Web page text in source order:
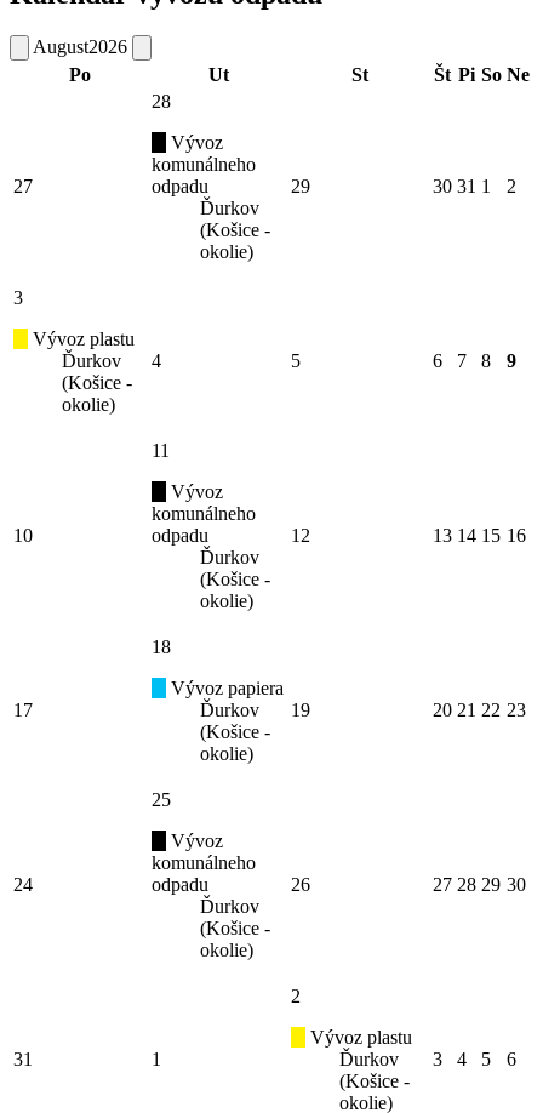
August2026
Po
Ut St Št Pi So Ne
27
28
Vývoz
komunálneho
odpadu
Ďurkov
(Košice -
okolie)
29 30 31 1 2
3
Vývoz plastu
Ďurkov
(Košice -
okolie)
4 5 6 7 8 9
10
11
Vývoz
komunálneho
odpadu
Ďurkov
(Košice -
okolie)
12 13 14 15 16
17
18
Vývoz papiera
Ďurkov
(Košice -
okolie)
19 20 21 22 23
24
25
Vývoz
komunálneho
odpadu
Ďurkov
(Košice -
okolie)
26 27 28 29 30
31 1
2
Vývoz plastu
Ďurkov
(Košice -
okolie)
3 4 5 6